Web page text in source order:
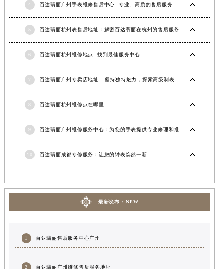
4 百达翡丽广州手表维修售后中心- 专业、高质的售后服务
5 百达翡丽杭州表售后地址：解密百达翡丽在杭州的售后服务
6 百达翡丽杭州维修地点- 找到最佳服务中心
7
8 百达翡丽杭州维修点在哪里
9
10 百达翡丽成都专修服务：让您的钟表焕然一新
最新发布 / NEW
1 百达翡丽售后服务中心广州
2 百达翡丽广州维修售后服务地址